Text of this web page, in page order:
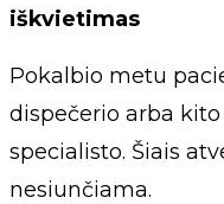
iškvietimas
Pokalbio metu
dispečerio arba
specialisto. Šiais
nesiunčiama.